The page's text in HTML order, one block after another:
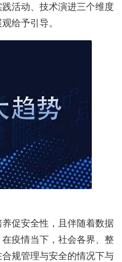
活动、技术演进三个维度
给予引导。
促安全性，且伴随着数据
疫情当下，社会各界、整
规管理与安全的情况下与